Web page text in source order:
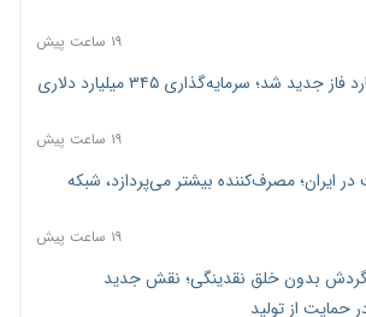
۱۹ ساعت پیش
جنگ کریدورها وارد فاز جدید شد؛ سرمایه‌گذاری ۳۴۵ میلیارد دلاری
۱۹ ساعت پیش
در ایران؛ مصرف‌کننده بیشتر می‌پردازد، شبکه
۱۹ ساعت پیش
گردش بدون خلق نقدینگی؛ نقش جدید
حمایت از تولید